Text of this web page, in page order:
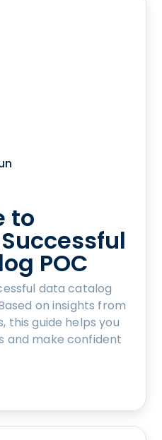
to
POC
data catalog
on insights from
this guide helps you
and make confident